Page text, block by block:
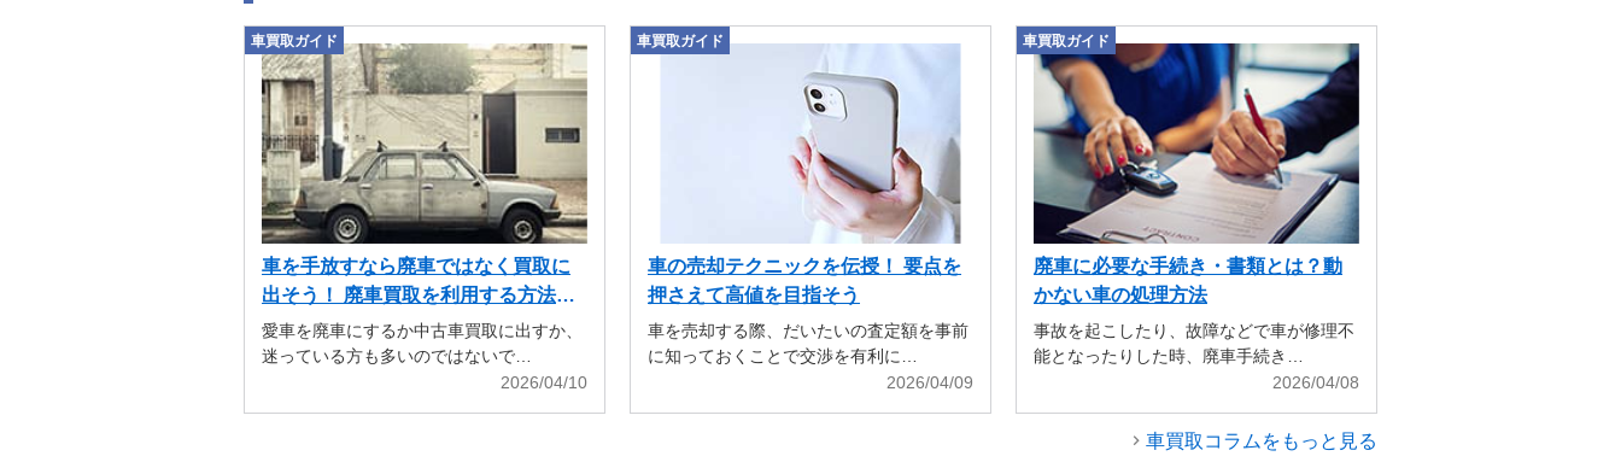
車買取ガイド
車を手放すなら廃車ではなく買取に
出そう！ 廃車買取を利用する方法も
解説
愛車を廃車にするか中古車買取に出すか、
迷っている方も多いのではないで…
2026/04/10
車買取ガイド
車の売却テクニックを伝授！ 要点を
押さえて高値を目指そう
車を売却する際、だいたいの査定額を事前
に知っておくことで交渉を有利に…
2026/04/09
車買取ガイド
廃車に必要な手続き・書類とは？動
かない車の処理方法
事故を起こしたり、故障などで車が修理不
能となったりした時、廃車手続き…
2026/04/08
車買取コラムをもっと見る